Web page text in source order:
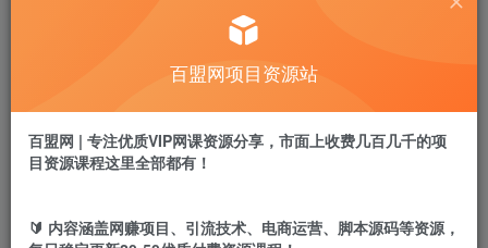
盟币 9.9
立即购买
百盟网项目资源站
百盟网 | 专注优质VIP网课资源分享，市面上收费几百几千的项
目资源课程这里全部都有！
🔰 内容涵盖网赚项目、引流技术、电商运营、脚本源码等资源，